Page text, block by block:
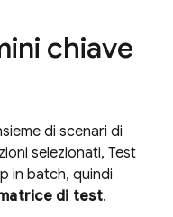
chiave
di scenari di
selezionati, Test
in batch, quindi
di test.